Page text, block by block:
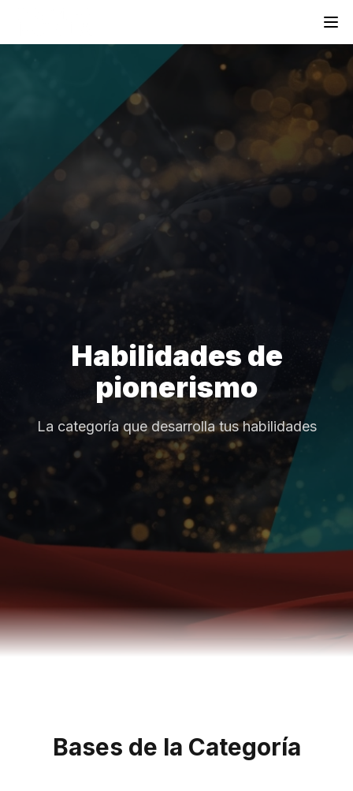
Habilidades de
pionerismo
La categoría que desarrolla tus habilidades
Bases de la Categoría